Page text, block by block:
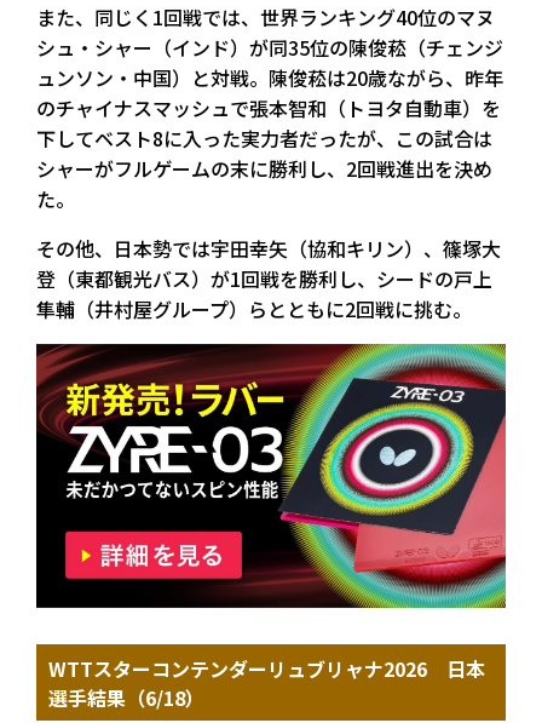
また、同じく1回戦では、世界ランキング40位のマヌ
シュ・シャー（インド）が同35位の陳俊菘（チェンジ
ュンソン・中国）と対戦。陳俊菘は20歳ながら、昨年
のチャイナスマッシュで張本智和（トヨタ自動車）を
下してベスト8に入った実力者だったが、この試合は
シャーがフルゲームの末に勝利し、2回戦進出を決め
た。
その他、日本勢では宇田幸矢（協和キリン）、篠塚大
登（東都観光バス）が1回戦を勝利し、シードの戸上
隼輔（井村屋グループ）らとともに2回戦に挑む。
WTTスターコンテンダーリュブリャナ2026 日本
選手結果（6/18）